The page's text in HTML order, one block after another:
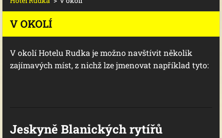
V OKOLÍ
V okolí Hotelu Rudka je možno navštívit několik
zajímavých míst, z nichž lze jmenovat například tyto:
Jeskyně Blanických rytířů